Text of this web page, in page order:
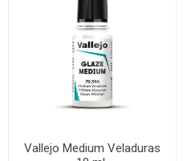
Vallejo Medium Veladuras